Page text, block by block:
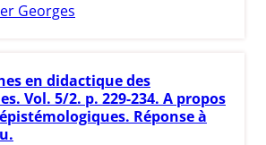
Georges
en didactique des
Vol. 5/2. p. 229-234. A propos
Réponse à